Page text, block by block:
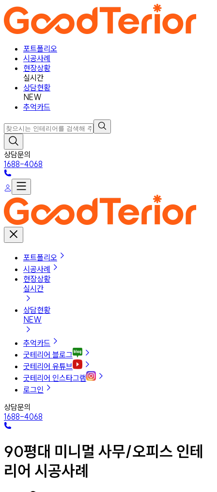
포트폴리오
시공사례
현장상황
실시간
상담현황
NEW
추억카드
상담문의
1688-4068
포트폴리오
시공사례
현장상황
실시간
상담현황
NEW
추억카드
굿테리어 블로그
굿테리어 유튜브
굿테리어 인스타그램
로그인
상담문의
1688-4068
90평대 미니멀 사무/오피스 인테
리어 시공사례